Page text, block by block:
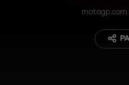
motogp.com